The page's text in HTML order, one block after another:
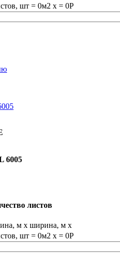
шт = 0м2 x = 0Р
6005
листов
м x ширина, м x
шт = 0м2 x = 0Р